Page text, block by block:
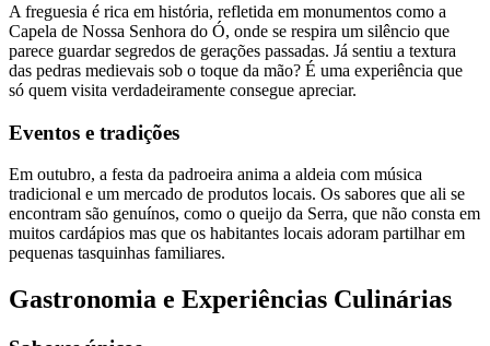
A freguesia é rica em história, refletida em monumentos como a
Capela de Nossa Senhora do Ó, onde se respira um silêncio que
parece guardar segredos de gerações passadas. Já sentiu a textura
das pedras medievais sob o toque da mão? É uma experiência que
só quem visita verdadeiramente consegue apreciar.
Eventos e tradições
Em outubro, a festa da padroeira anima a aldeia com música
tradicional e um mercado de produtos locais. Os sabores que ali se
encontram são genuínos, como o queijo da Serra, que não consta em
muitos cardápios mas que os habitantes locais adoram partilhar em
pequenas tasquinhas familiares.
Gastronomia e Experiências Culinárias